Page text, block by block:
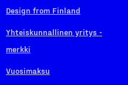
Design from Finland
Yhteiskunnallinen yritys -
merkki
Vuosimaksu